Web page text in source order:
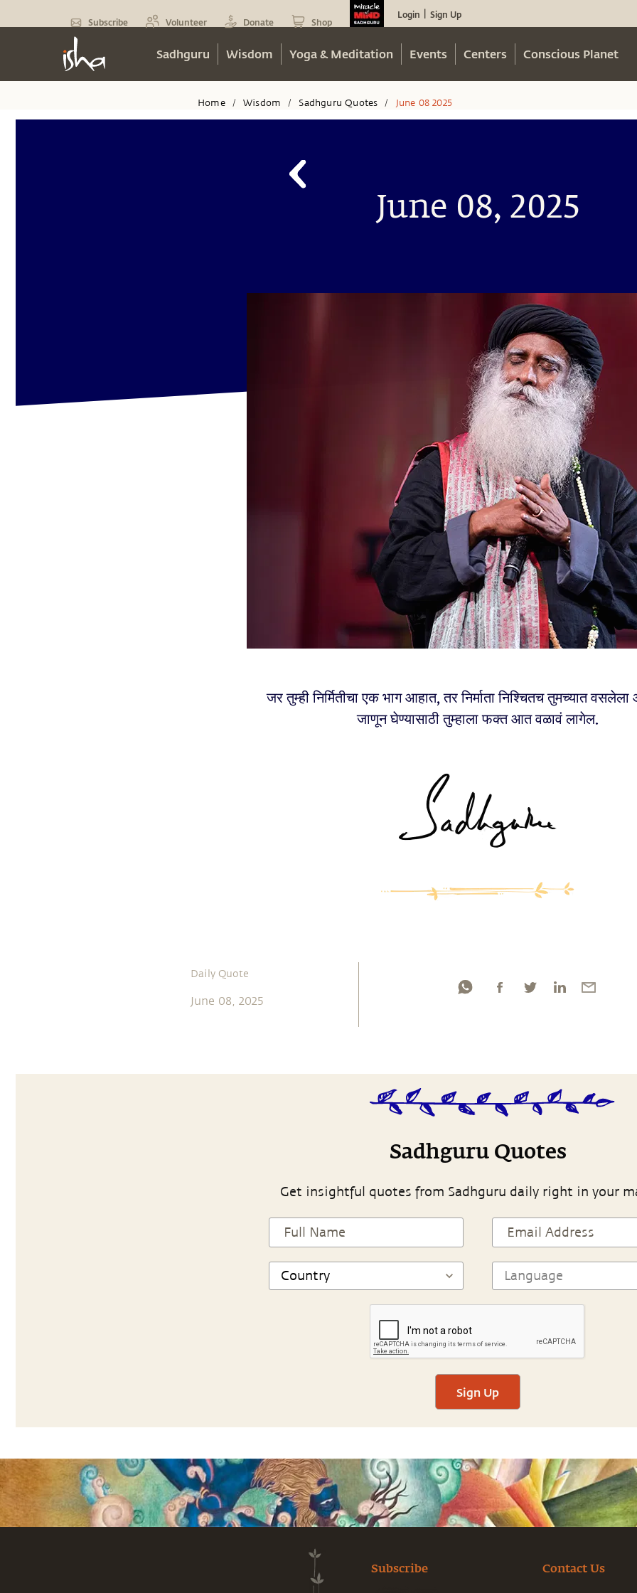
Subscribe Volunteer Donate Shop
Login Sign Up
Sadhguru Wisdom Yoga & Meditation Events Centers Conscious Planet
Home / Wisdom / Sadhguru Quotes / June 08 2025
June 08, 2025
जर तुम्ही निर्मितीचा एक भाग आहात, तर निर्माता निश्चितच तुमच्यात
जाणून घेण्यासाठी तुम्हाला फक्त आत वळावं लागेल.
Daily Quote
June 08, 2025
Sadhguru Quotes
Get insightful quotes from Sadhguru daily right in your
Sign Up
Subscribe Contact Us